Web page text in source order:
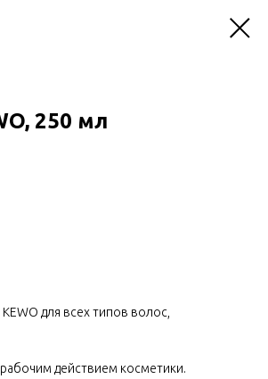
250 мл
для всех типов волос,
действием косметики.